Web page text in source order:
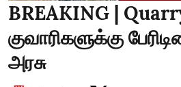
BREAKING |
குவாரிகளுக்கு
அரசு